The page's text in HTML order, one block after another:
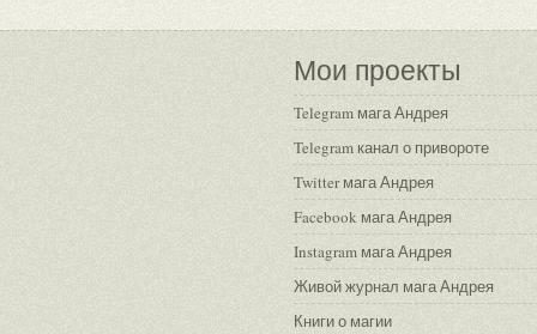
Мои проекты
Telegram мага Андрея
Telegram канал о привороте
Twitter мага Андрея
Facebook мага Андрея
Instagram мага Андрея
Живой журнал мага Андрея
Книги о магии